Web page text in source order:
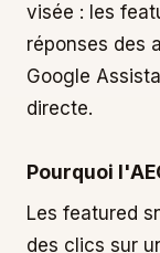
visée : les
réponses des
Google
directe.
Pourquoi
Les featured
des clics sur